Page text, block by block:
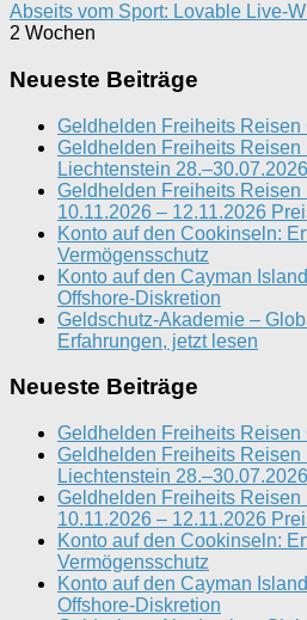
Abseits vom Sport: Lovable Live-
2 Wochen
Neueste Beiträge
Geldhelden Freiheits Reisen
Geldhelden Freiheits Reisen
Liechtenstein 28.–30.07.2026
Geldhelden Freiheits Reisen
10.11.2026 – 12.11.2026
Konto auf den Cookinseln:
Vermögensschutz
Konto auf den Cayman
Offshore-Diskretion
Geldschutz-Akademie –
Erfahrungen, jetzt lesen
Neueste Beiträge
Geldhelden Freiheits Reisen
Geldhelden Freiheits Reisen
Liechtenstein 28.–30.07.2026
Geldhelden Freiheits Reisen
10.11.2026 – 12.11.2026
Konto auf den Cookinseln:
Vermögensschutz
Konto auf den Cayman
Offshore-Diskretion